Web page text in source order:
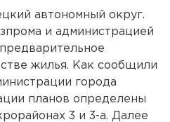
автономный округ.
и администрацией
жилья. Как сообщили
города
планов определены
3 и 3-а. Далее